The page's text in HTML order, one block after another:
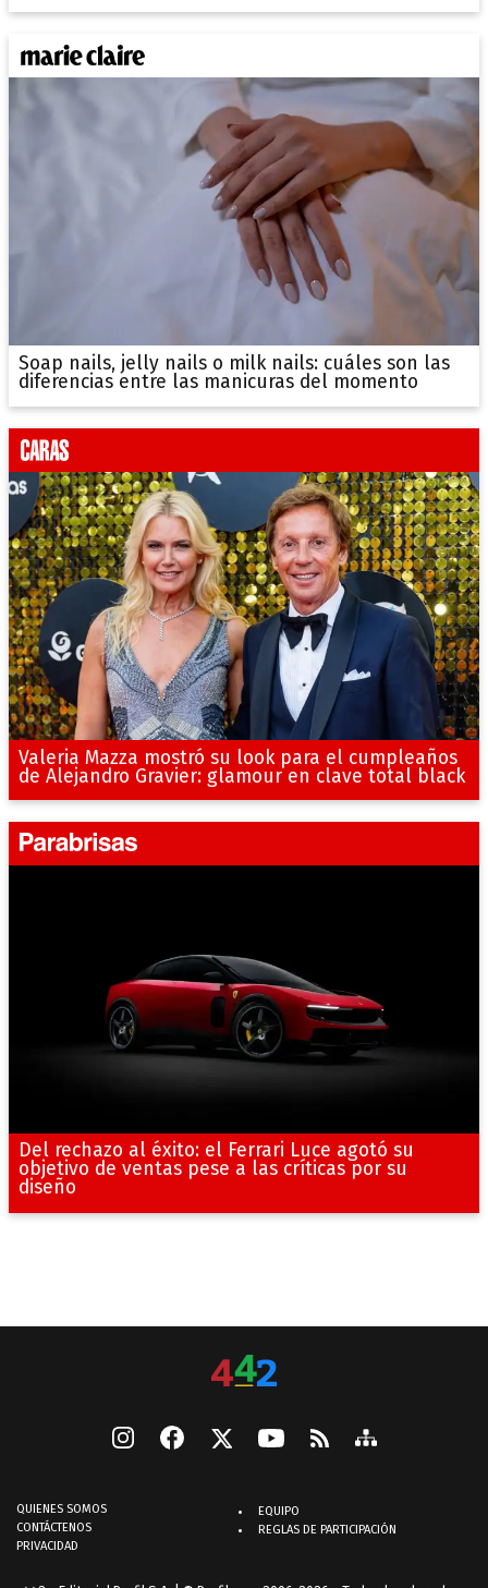
Soap nails, jelly nails o milk nails: cuáles son las
diferencias entre las manicuras del momento
Valeria Mazza mostró su look para el cumpleaños
de Alejandro Gravier: glamour en clave total black
Del rechazo al éxito: el Ferrari Luce agotó su
objetivo de ventas pese a las críticas por su
diseño
QUIENES SOMOS
CONTÁCTENOS
PRIVACIDAD
EQUIPO
REGLAS DE PARTICIPACIÓN